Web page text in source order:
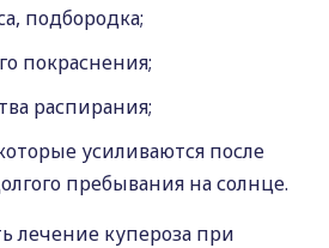
подбородка;
покраснения;
распирания;
усиливаются после
пребывания на солнце.
лечение купероза при